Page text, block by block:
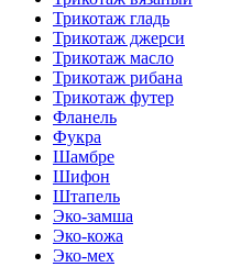
Трикотаж гладь
Трикотаж джерси
Трикотаж масло
Трикотаж рибана
Трикотаж футер
Фланель
Фукра
Шамбре
Шифон
Штапель
Эко-замша
Эко-кожа
Эко-мех